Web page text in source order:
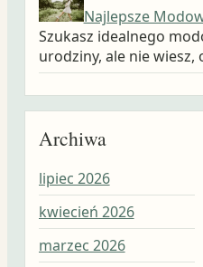
Najlepsze
Szukasz idealnego
urodziny, ale nie wiesz,
Archiwa
lipiec 2026
kwiecień 2026
marzec 2026